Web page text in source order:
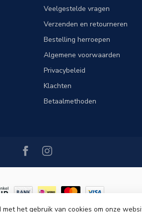
Veelgestelde vragen
Verzenden en retourneren
Bestelling herroepen
Algemene voorwaarden
Privacybeleid
Klachten
Betaalmethoden
het gebruik van cookies om onze